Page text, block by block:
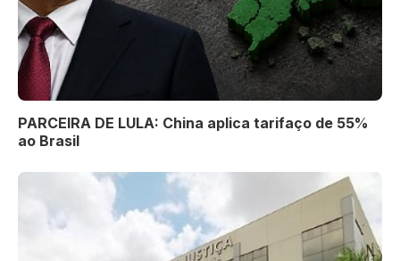
PARCEIRA DE LULA: China aplica tarifaço de 55%
ao Brasil